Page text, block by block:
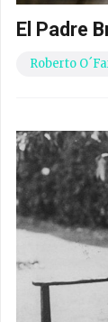
El Padre
Roberto